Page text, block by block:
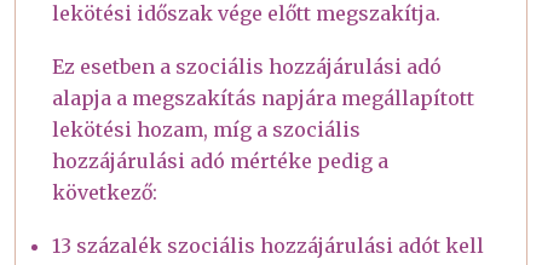
lekötési időszak vége előtt megszakítja.
Ez esetben a szociális hozzájárulási adó
alapja a megszakítás napjára megállapított
lekötési hozam, míg a szociális
hozzájárulási adó mértéke pedig a
következő:
13 százalék szociális hozzájárulási adót kell